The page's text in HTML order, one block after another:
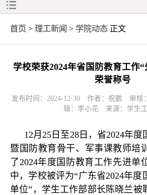
首页 > 理工新闻 > 学院动态 正文
学校荣获2024年省国防教育工作
荣誉称号
发布时间：2024-12-30 作者：祝鹏 审
辑：李小花 来源：学生
12月25日至28日，省2024年
暨国防教育骨干、军事课教师培
了2024年度国防教育工作先进单
中，学校被评为“广东省2024年度
单位”，学生工作部部长陈晓兰被